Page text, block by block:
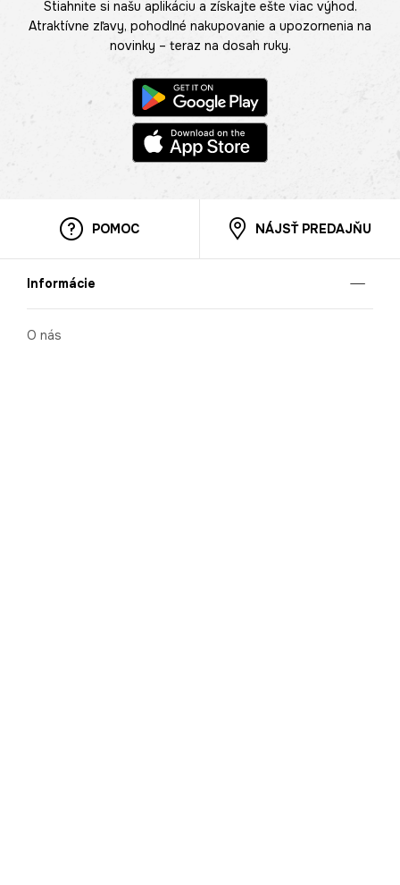
Stiahnite si našu aplikáciu a získajte ešte viac výhod.
Atraktívne zľavy, pohodlné nakupovanie a upozornenia na
novinky – teraz na dosah ruky.
POMOC NÁJSŤ PREDAJŇU
Informácie
O nás